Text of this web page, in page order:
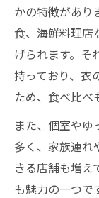
かの特徴があり
食、海鮮料理店
げられます。そ
持っており、衣
ため、食べ比べ
また、個室や
多く、家族連れ
きる店舗も増え
も魅力の一つで